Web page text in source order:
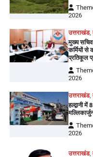
2026
उत्तराखंड,
मुख्य
कर्मियों से
प्रतिकूल
2026
उत्तराखंड,
हल्द्वानी
2026
उत्तराखंड,